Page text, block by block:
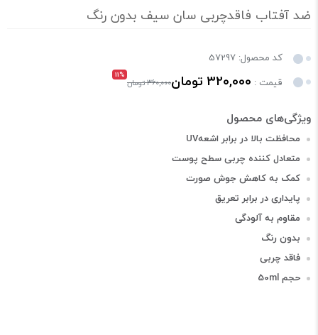
ضد آفتاب فاقدچربی سان سیف بدون رنگ
کد محصول: 57297
قیمت : 320,000 تومان 11%
360,000 تومان
محافظت بالا در برابر اشعهUV
متعادل کننده چربی سطح پوست
کمک به کاهش جوش صورت
پایداری در برابر تعریق
مقاوم به آلودگی
بدون رنگ
فاقد چربی
حجم 50ml